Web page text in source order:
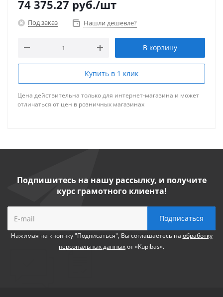
74 375.27 руб./шт
Под заказ Нашли дешевле?
В корзину
Купить в 1 клик
Цена действительна только для интернет-магазина и может
отличаться от цен в розничных магазинах
Подпишитесь на нашу рассылку, и получите
курс грамотного клиента!
Нажимая на кнопнку "Подписаться", Вы соглашаетесь на обработку
персональных данныхот «Kupibas».